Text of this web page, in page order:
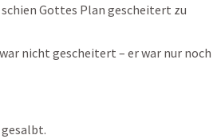
Gottes Plan gescheitert zu
nicht gescheitert – er war nur noch
gesalbt.